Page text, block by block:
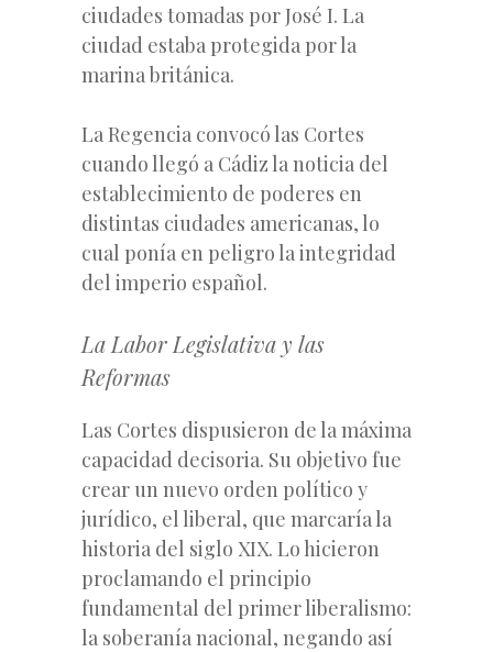
ciudades tomadas por José I. La
ciudad estaba protegida por la
marina británica.
La Regencia convocó las Cortes
cuando llegó a Cádiz la noticia del
establecimiento de poderes en
distintas ciudades americanas, lo
cual ponía en peligro la integridad
del imperio español.
La Labor Legislativa y las
Reformas
Las Cortes dispusieron de la máxima
capacidad decisoria. Su objetivo fue
crear un nuevo orden político y
jurídico, el liberal, que marcaría la
historia del siglo XIX. Lo hicieron
proclamando el principio
fundamental del primer liberalismo:
la soberanía nacional, negando así